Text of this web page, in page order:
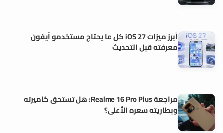
أبرز ميزات iOS 27 كل ما يحتاج مستخدمو آيفون
معرفته قبل التحديث
مراجعة Realme 16 Pro Plus: هل تستحق كاميرته
وبطاريته سعره الأعلى؟